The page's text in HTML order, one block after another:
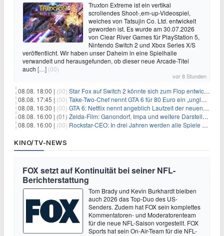
Truxton Extreme ist ein vertikal
scrollendes Shoot-‚em-up-Videospiel,
welches von Tatsujin Co. Ltd. entwickelt
geworden ist. Es wurde am 30.07.2026
von Clear River Games für PlayStation 5,
Nintendo Switch 2 und Xbox Series X/S
veröffentlicht. Wir haben unser Daheim in eine Spielhalle
verwandelt und herausgefunden, ob dieser neue Arcade-Titel
auch […] (00)
vor 8 Stunden
08.08. 18:00 | (00) Star Fox auf Switch 2 könnte sich zum Flop entwickeln
08.08. 17:45 | (00) Take-Two-Chef nennt GTA 6 für 80 Euro ein „unglaubliches Schnäppchen“
08.08. 16:30 | (00) GTA 6: Netflix nennt angeblich Laufzeit der neuen Gameplay-Präsentation
08.08. 16:00 | (01) Zelda-Film: Ganondorf, Impa und weitere Darsteller sollen feststehen
08.08. 16:00 | (00) Rockstar-CEO: In drei Jahren werden alle Spiele gestreamt
KINO/TV-NEWS
FOX setzt auf Kontinuität bei seiner NFL-
Berichterstattung
Tom Brady und Kevin Burkhardt bleiben
auch 2026 das Top-Duo des US-
Senders. Zudem hat FOX sein komplettes
Kommentatoren- und Moderatorenteam
für die neue NFL-Saison vorgestellt. FOX
Sports hat sein On-Air-Team für die NFL-